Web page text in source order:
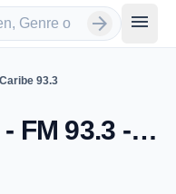
arrow_forward menu
Caribe 93.3
Caribe 93.3 - FM 93.3 - San Felipe